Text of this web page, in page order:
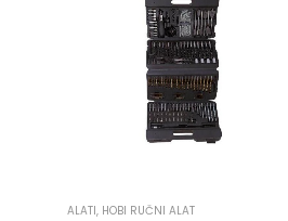
ALATI, HOBI RUČNI ALAT